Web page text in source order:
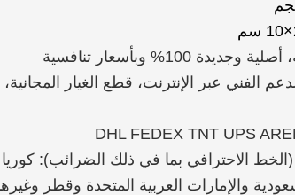
100% وبأسعار تنافسية
الفني عبر الإنترنت، قطع الغيار
(الخط الاحترافي بما في ذلك الضرائب):
والإمارات العربية المتحدة وقطر